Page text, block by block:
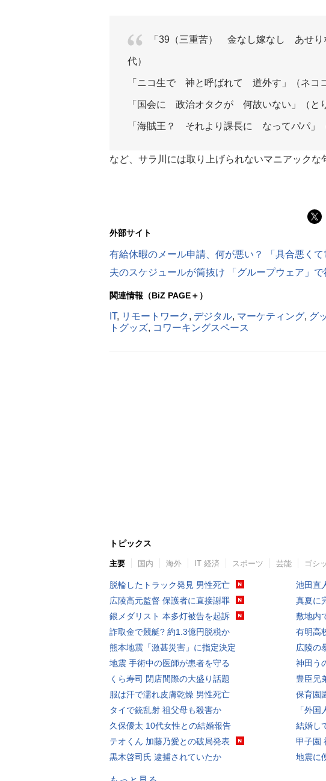
「39（三重苦） 金なし嫁なし あせり
代）
「ニコ生で 神と呼ばれて 道外す」（ネコ
「国会に 政治オタクが 何故いない」（と
「海賊王？ それより課長に なってパパ」
など、サラ川には取り上げられないマニアックな
外部サイト
有給休暇のメール申請、何が悪い？ 「具合悪くて
夫のスケジュールが筒抜け 「グループウェア」
関連情報（BiZ PAGE＋）
IT, リモートワーク , デジタル, マーケティング, グ
トグッズ, コワーキングスペース
トピックス
主要 国内 海外 IT 経済 スポーツ 芸能 ゴシ
脱輪したトラック発見 男性死亡
広陵高元監督 保護者に直接謝罪
銀メダリスト 本多灯被告を起訴
詐取金で競艇? 約1.3億円脱税か
熊本地震「激甚災害」に指定決定
地震 手術中の医師が患者を守る
くら寿司 閉店間際の大盛り話題
服は汗で濡れ皮膚乾燥 男性死亡
タイで銃乱射 祖父母も殺害か
久保優太 10代女性との結婚報告
テオくん 加藤乃愛との破局発表
黒木啓司氏 逮捕されていたか
池田直
真夏に
敷地内
有明高
広陵の
神田う
豊臣兄
保育園
「外
結婚し
甲子園
地震に